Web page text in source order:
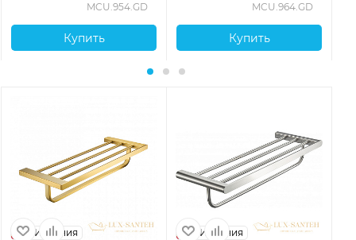
MCU.954.GD
Купить
MCU.964.GD
Купить
Испания Испания